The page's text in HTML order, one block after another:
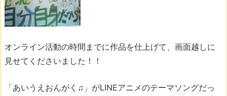
オンライン活動の時間までに作品を仕上げて、画面越しに
見せてくださいました！！
「あいうえおんがく♫」がLINEアニメのテーマソングだっ